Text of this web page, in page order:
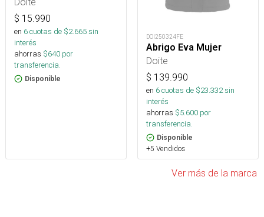
$ 15.990
en 6cuotas de $2.665sin
interés
ahorras $640 por
transferencia.
Disponible
DOI250324FE
Abrigo Eva Mujer
Doite
$ 139.990
en 6cuotas de $23.332sin
interés
ahorras $5.600 por
transferencia.
Disponible
+5 Vendidos
Ver más de la marca